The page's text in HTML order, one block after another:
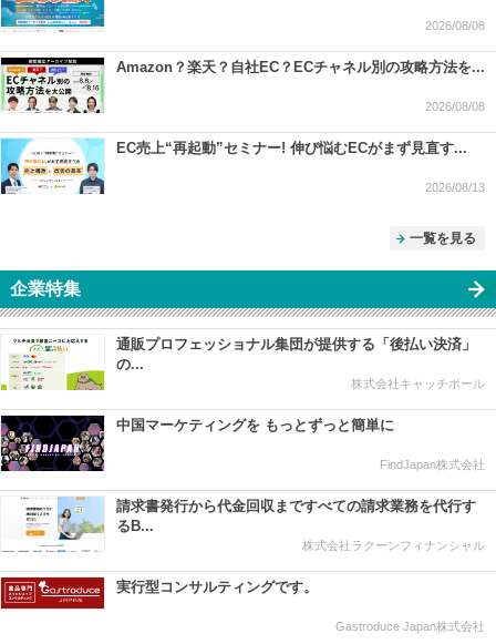
2026/08/08
Amazon？楽天？自社EC？ECチャネル別の攻略方法を...
2026/08/08
EC売上“再起動”セミナー! 伸び悩むECがまず見直す...
2026/08/13
一覧を見る
企業特集
通販プロフェッショナル集団が提供する「後払い決済」
の...
株式会社キャッチボール
中国マーケティングを もっとずっと簡単に
FindJapan株式会社
請求書発行から代金回収まですべての請求業務を代行す
るB...
株式会社ラクーンフィナンシャル
実行型コンサルティングです。
Gastroduce Japan株式会社